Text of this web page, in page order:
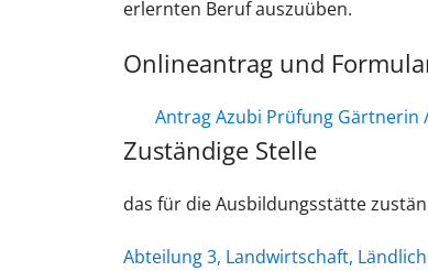
erlernten Beruf auszuüben.
Onlineantrag und
Antrag Azubi Prüfung Gärtnerin
Zuständige Stelle
das für die Ausbildungsstätte
Abteilung 3, Landwirtschaft,